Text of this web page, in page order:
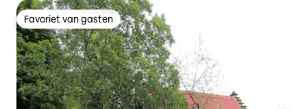
Favoriet van gasten
Favoriet van gasten